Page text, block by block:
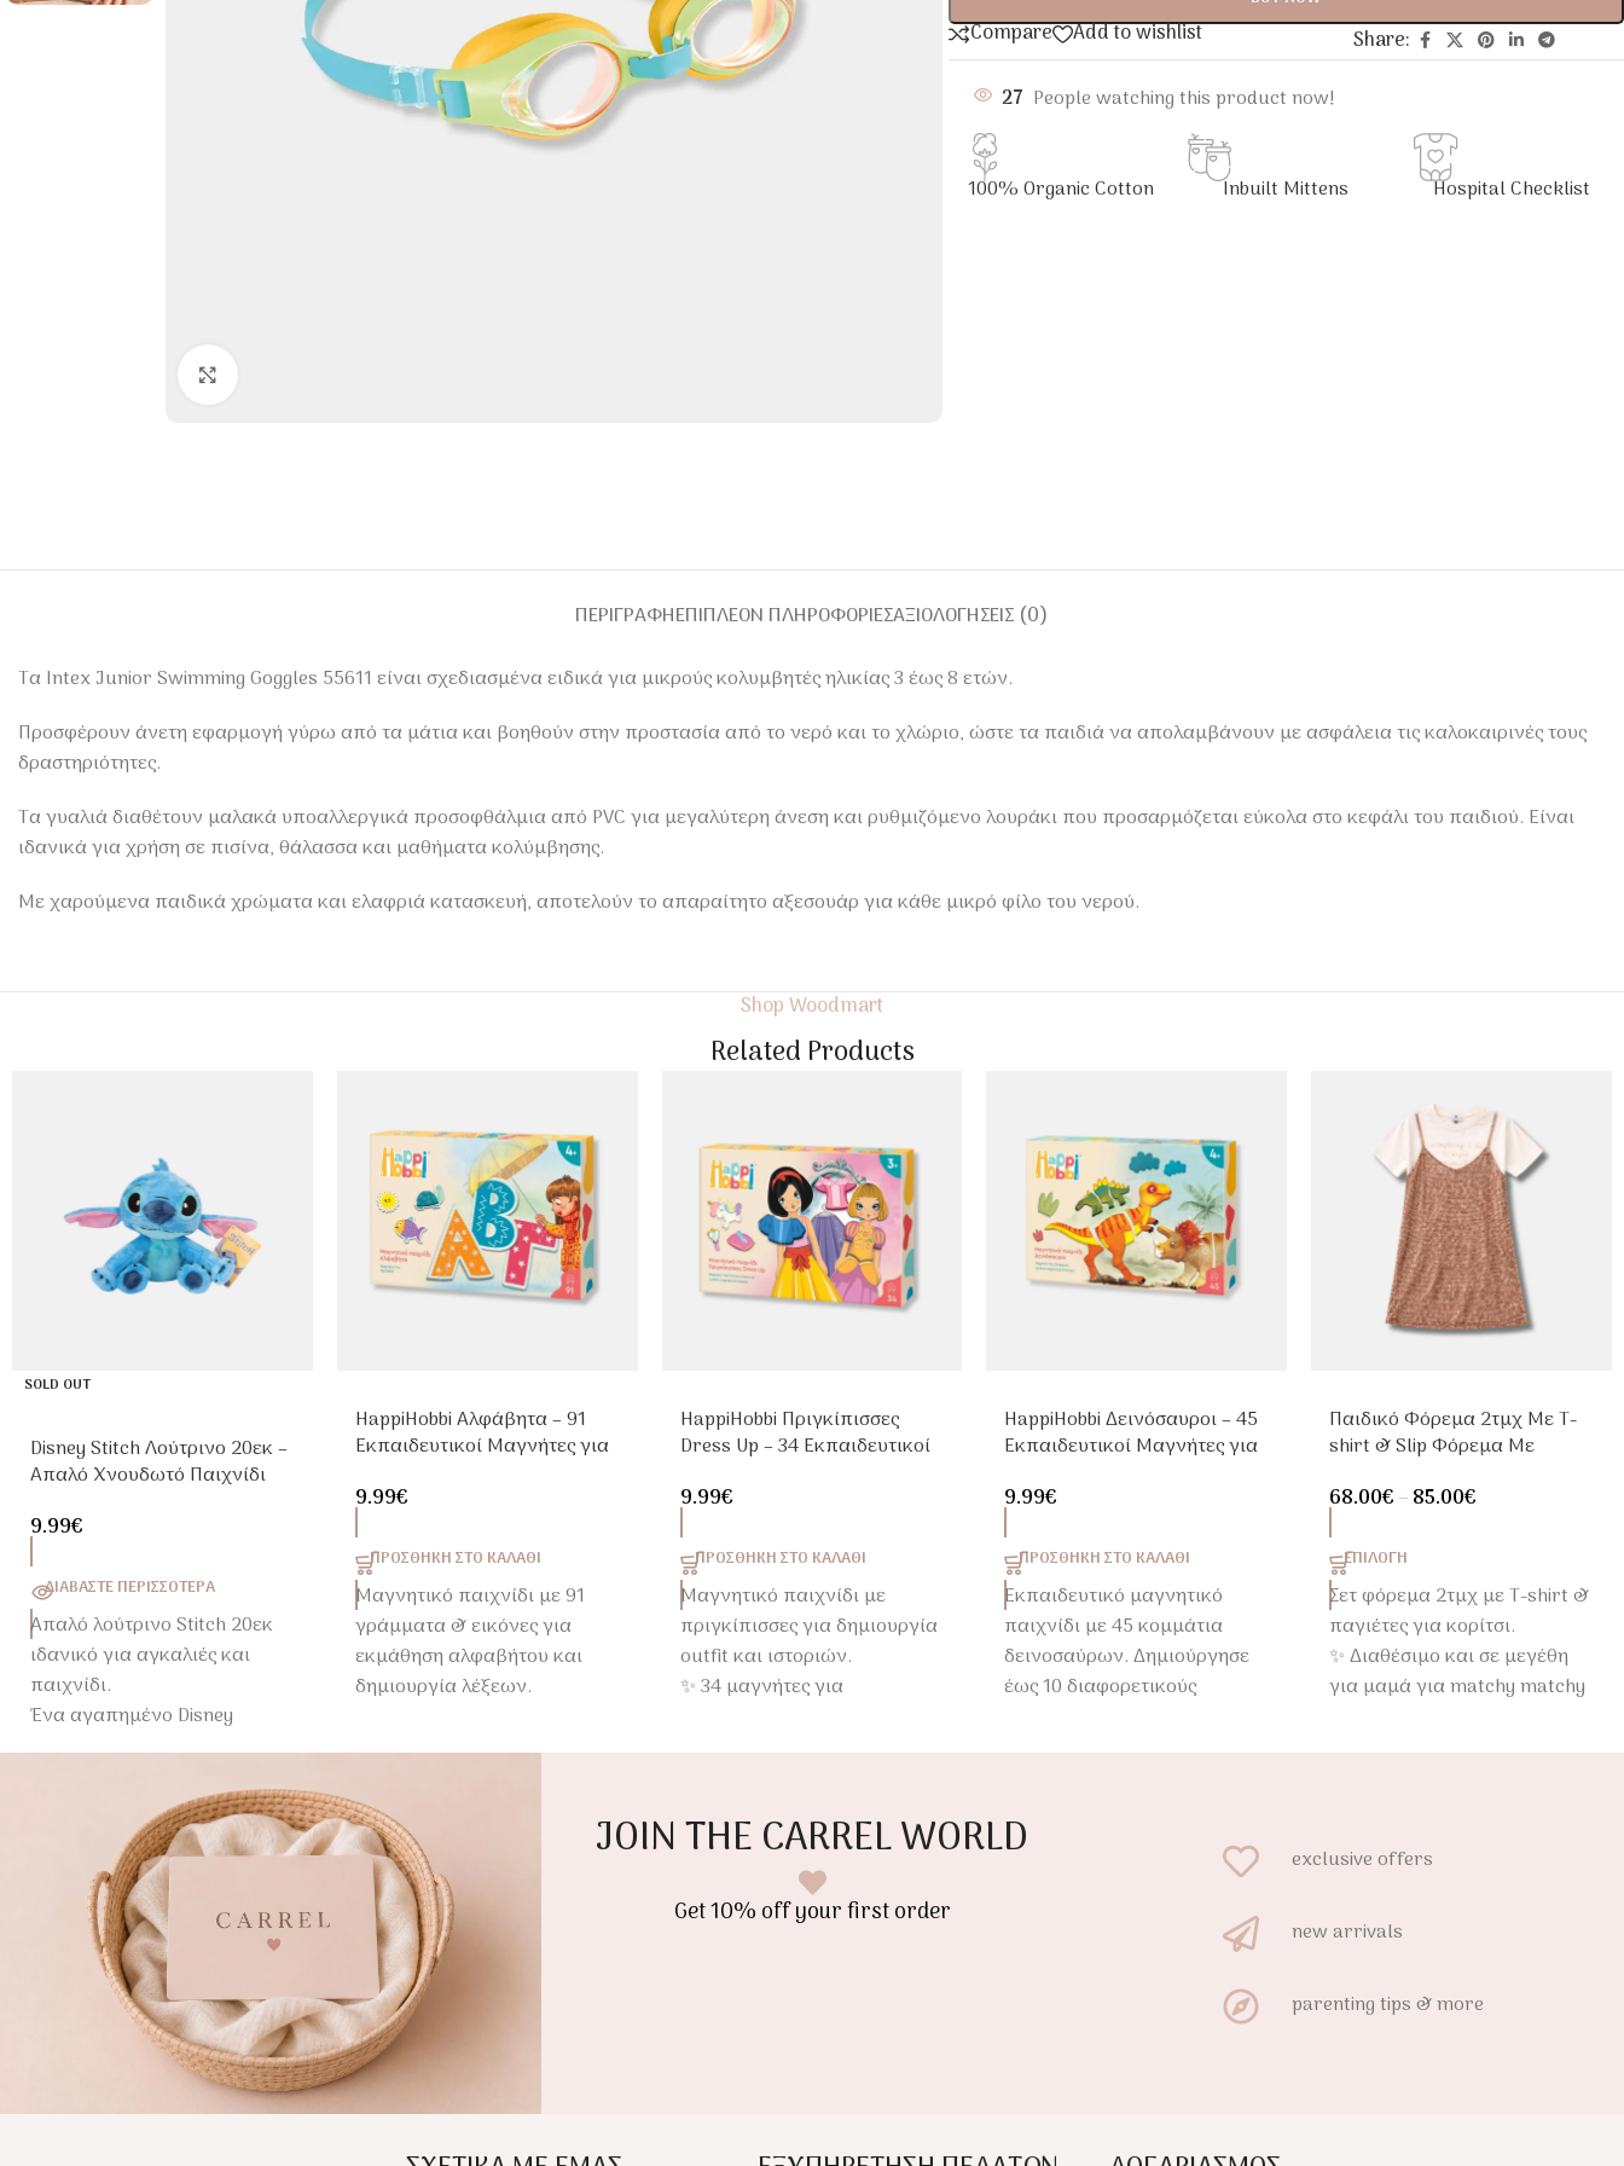
Compare Add to wishlist
Share:
27 People watching this product now!
100% Organic Cotton Inbuilt Mittens Hospital Checklist
ΠΕΡΙΓΡΑΦΉΕΠΙΠΛΈΟΝ ΠΛΗΡΟΦΟΡΊΕΣΑΞΙΟΛΟΓΉΣΕΙΣ (0)
Τα Intex Junior Swimming Goggles 55611 είναι σχεδιασμένα ειδικά για μικρούς κολυμβητές ηλικίας 3 έως 8 ετών.
Προσφέρουν άνετη εφαρμογή γύρω από τα μάτια και βοηθούν στην προστασία από το νερό και το χλώριο, ώστε τα παιδιά να απολαμβάνουν με ασφάλεια τις καλοκαιρινές τους
δραστηριότητες.
Τα γυαλιά διαθέτουν μαλακά υποαλλεργικά προσοφθάλμια από PVC για μεγαλύτερη άνεση και ρυθμιζόμενο λουράκι που προσαρμόζεται εύκολα στο κεφάλι του παιδιού. Είναι
ιδανικά για χρήση σε πισίνα, θάλασσα και μαθήματα κολύμβησης.
Με χαρούμενα παιδικά χρώματα και ελαφριά κατασκευή, αποτελούν το απαραίτητο αξεσουάρ για κάθε μικρό φίλο του νερού.
Shop Woodmart
Related Products
SOLD OUT
Disney Stitch Λούτρινο 20εκ –
Απαλό Χνουδωτό Παιχνίδι
9.99€
ΔΙΑΒΆΣΤΕ ΠΕΡΙΣΣΌΤΕΡΑ
Απαλό λούτρινο Stitch 20εκ
ιδανικό για αγκαλιές και
παιχνίδι.
Ένα αγαπημένο Disney
παιχνίδι για παιδιά 3+
HappiHobbi Αλφάβητα – 91
Εκπαιδευτικοί Μαγνήτες για
9.99€
ΠΡΟΣΘΉΚΗ ΣΤΟ ΚΑΛΆΘΙ
Μαγνητικό παιχνίδι με 91
γράμματα & εικόνες για
εκμάθηση αλφαβήτου και
δημιουργία λέξεων.
HappiHobbi Πριγκίπισσες
Dress Up – 34 Εκπαιδευτικοί
9.99€
ΠΡΟΣΘΉΚΗ ΣΤΟ ΚΑΛΆΘΙ
Μαγνητικό παιχνίδι με
πριγκίπισσες για δημιουργία
outfit και ιστοριών.
✨ 34 μαγνήτες για
HappiHobbi Δεινόσαυροι – 45
Εκπαιδευτικοί Μαγνήτες για
9.99€
ΠΡΟΣΘΉΚΗ ΣΤΟ ΚΑΛΆΘΙ
Εκπαιδευτικό μαγνητικό
παιχνίδι με 45 κομμάτια
δεινοσαύρων. Δημιούργησε
έως 10 διαφορετικούς
Παιδικό Φόρεμα 2τμχ Με T-
shirt & Slip Φόρεμα Με
68.00€–85.00€
ΕΠΙΛΟΓΉ
Σετ φόρεμα 2τμχ με T-shirt &
παγιέτες για κορίτσι.
✨ Διαθέσιμο και σε μεγέθη
για μαμά για matchy matchy
JOIN THE CARREL WORLD
Get 10% off your first order
exclusive offers
new arrivals
parenting tips & more